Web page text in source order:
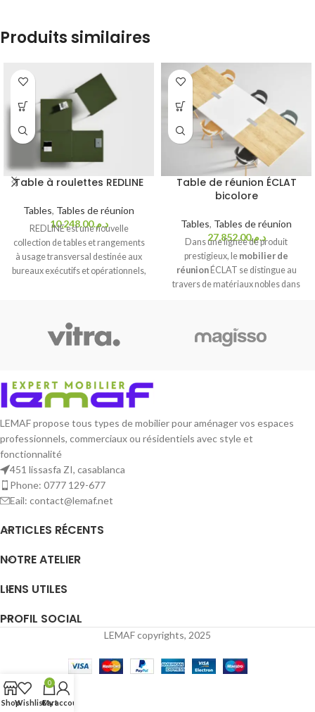
Produits similaires
Table à roulettes REDLINE
Tables, Tables de réunion
د.م.10,248.00
REDLINE est une nouvelle
collection de tables et rangements
à usage transversal destinée aux
bureaux exécutifs et opérationnels,
cadre en aluminium et les bords
arrondis sur l'ensemble de la
des finitions et des surfaces
souligne avec élégance la qualité
de la fabrication du produit. La table
de réunion carrée REDLINE se
décline en table modulaire sur
roulettes pour des espaces de
réunion ou de conférences
évolutifs. La table seule peut
accueillir 4 personnes ou devenir
unes aux autres offrent une grande
Table de réunion ÉCLAT
bicolore
Tables, Tables de réunion
د.م.27,852.00
Dans une lignée de produit
prestigieux, le mobilier de
réunionÉCLAT se distingue au
travers de matériaux nobles dans
être déclinée en
conférence.
LEMAF propose tous types de mobilier pour aménager vos espaces
professionnels, commerciaux ou résidentiels avec style et
fonctionnalité
451 lissasfa ZI, casablanca
Phone: 0777 129-677
Eail: contact@lemaf.net
ARTICLES RÉCENTS
NOTRE ATELIER
LIENS UTILES
PROFIL SOCIAL
LEMAF copyrights, 2025
ShopWishlist
0
Cart
My account